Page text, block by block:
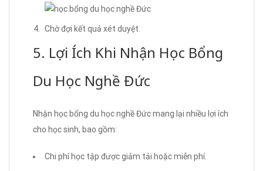
Chờ đợi kết quả xét duyệt.
5. Lợi Ích Khi Nhận Học Bổng
Du Học Nghề Đức
Nhận học bổng du học nghề Đức mang lại nhiều lợi ích
cho học sinh, bao gồm:
Chi phí học tập được giảm tải hoặc miễn phí.